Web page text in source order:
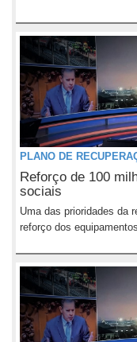
PLANO DE
Reforço de 100
sociais
Uma das prioridades da
reforço dos